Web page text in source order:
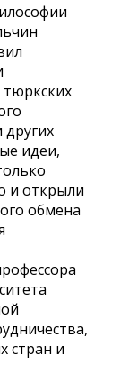
тюркских
идеи,
и открыли
обмена
стран и